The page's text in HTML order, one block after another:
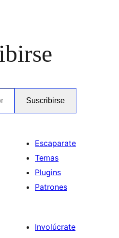
Suscribirse
Escaparate
Temas
Plugins
Patrones
Involúcrate